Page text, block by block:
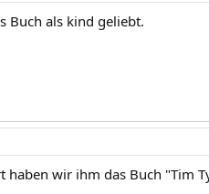
Buch als kind geliebt.
wir ihm das Buch "Tim